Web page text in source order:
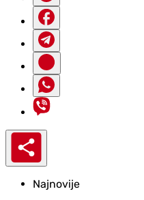
Najnovije